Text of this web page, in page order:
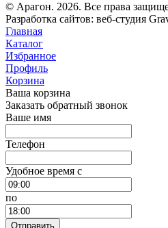
© Арагон. 2026. Все права
Разработка сайтов: веб-студия
Главная
Каталог
Избранное
Профиль
Корзина
Ваша корзина
Заказать обратный звонок
Ваше имя
Телефон
Удобное время c
по
Отправить